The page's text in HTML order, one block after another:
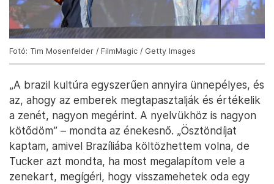
Fotó: Tim Mosenfelder / FilmMagic / Getty Images
„A brazil kultúra egyszerűen annyira ünnepélyes, és
az, ahogy az emberek megtapasztalják és értékelik
a zenét, nagyon megérint. A nyelvükhöz is nagyon
kötődöm” – mondta az énekesnő. „Ösztöndíjat
kaptam, amivel Brazíliába költözhettem volna, de
Tucker azt mondta, ha most megalapítom vele a
zenekart, megígéri, hogy visszamehetek oda egy